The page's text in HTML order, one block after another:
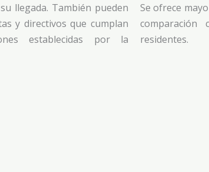
llegada. También pueden
y directivos que cumplan
establecidas por la
Se ofrece
residentes.